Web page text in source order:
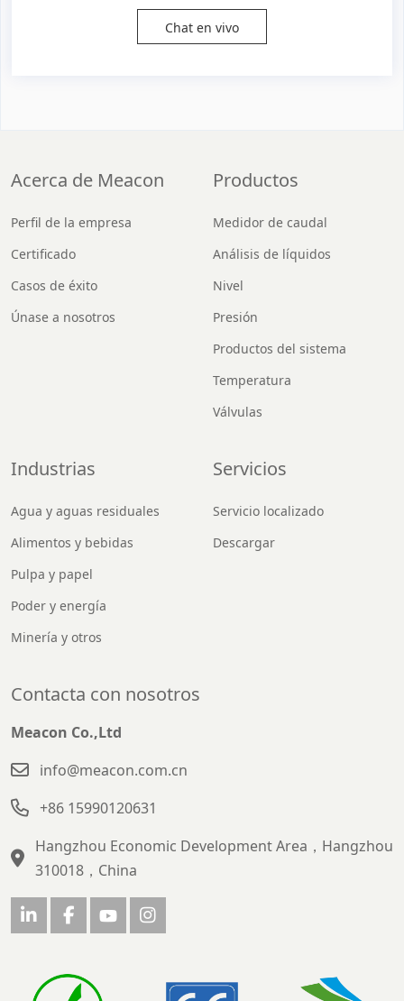
Chat en vivo
Acerca de Meacon
Perfil de la empresa
Certificado
Casos de éxito
Únase a nosotros
Productos
Medidor de caudal
Análisis de líquidos
Nivel
Presión
Productos del sistema
Temperatura
Válvulas
Industrias
Agua y aguas residuales
Alimentos y bebidas
Pulpa y papel
Poder y energía
Minería y otros
Servicios
Servicio localizado
Descargar
Contacta con nosotros
Meacon Co.,Ltd
info@meacon.com.cn
+86 15990120631
Hangzhou Economic Development Area，Hangzhou
310018，China